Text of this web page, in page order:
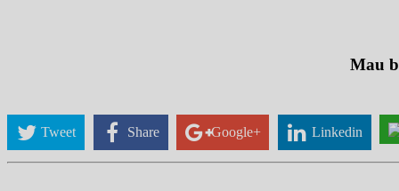
Mau
Tweet Share Google+ Linkedin